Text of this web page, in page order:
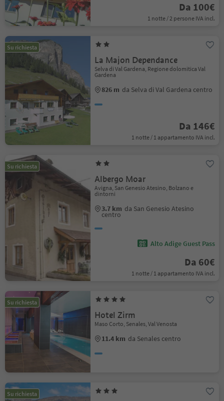
Da 100€
1 notte / 2 persone IVA incl.
Su richiesta
La Majon Dependance
Selva di Val Gardena, Regione dolomitica Val
Gardena
826 m da Selva di Val Gardena centro
Da 146€
1 notte / 1 appartamento IVA incl.
Su richiesta
Albergo Moar
Avigna, San Genesio Atesino, Bolzano e
dintorni
3.7 km da San Genesio Atesino
centro
Alto Adige Guest Pass
Da 60€
1 notte / 1 appartamento IVA incl.
Su richiesta
Hotel Zirm
Maso Corto, Senales, Val Venosta
11.4 km da Senales centro
Su richiesta